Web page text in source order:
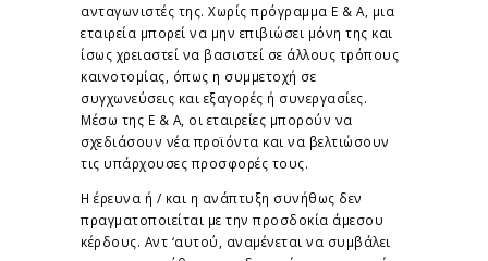
ανταγωνιστές της. Χωρίς πρόγραμμα Ε & Α, μια
εταιρεία μπορεί να μην επιβιώσει μόνη της και
ίσως χρειαστεί να βασιστεί σε άλλους τρόπους
καινοτομίας, όπως η συμμετοχή σε
συγχωνεύσεις και εξαγορές ή συνεργασίες.
Μέσω της Ε & Α, οι εταιρείες μπορούν να
σχεδιάσουν νέα προϊόντα και να βελτιώσουν
τις υπάρχουσες προσφορές τους.
Η έρευνα ή / και η ανάπτυξη συνήθως δεν
πραγματοποιείται με την προσδοκία άμεσου
κέρδους. Αντ ‘αυτού, αναμένεται να συμβάλει